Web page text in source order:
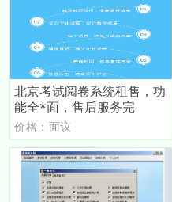
北京考试阅卷系统租售，功
能全*面，售后服务完
价格：面议